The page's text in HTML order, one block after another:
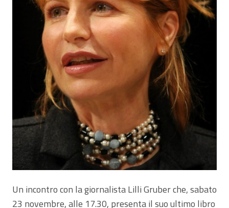
Un incontro con la giornalista Lilli Gruber che, sabato
23 novembre, alle 17.30, presenta il suo ultimo libro